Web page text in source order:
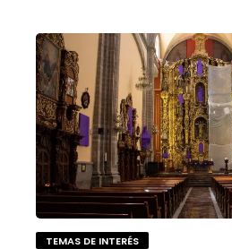
TEMAS DE INTERÉS